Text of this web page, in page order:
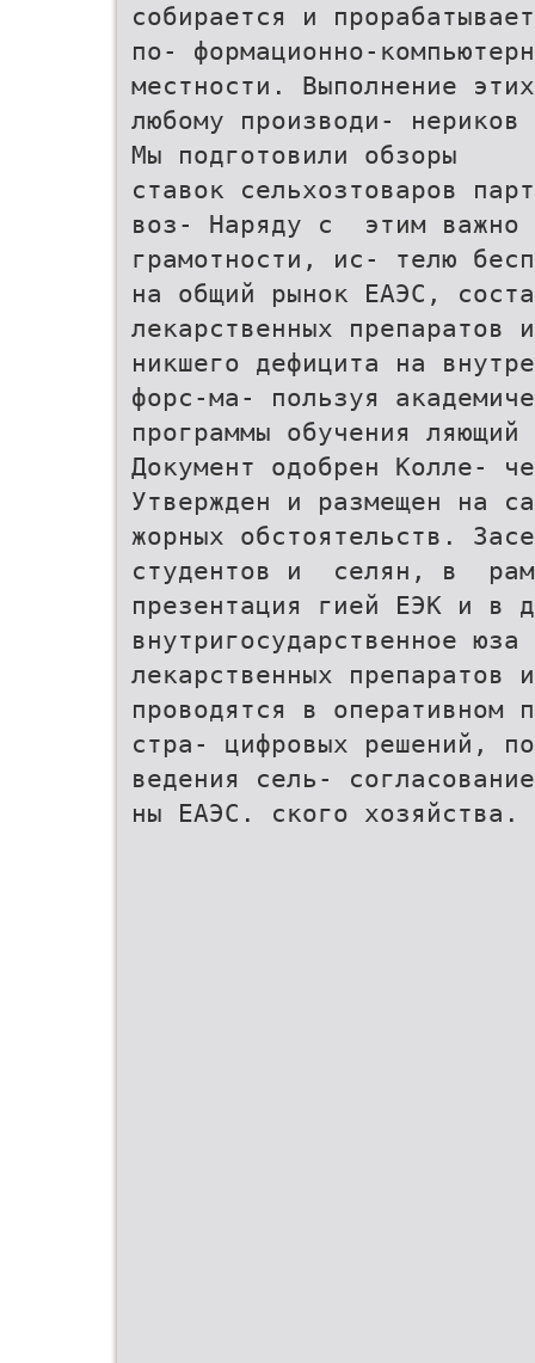
собирается и
по- формационно-
местности. Выполнение
любому производи- нериков
Мы подготовили обзоры
ставок сельхозтоваров
воз- Наряду с этим важно
грамотности, ис- телю
на общий рынок ЕАЭС,
лекарственных препаратов
никшего дефицита на
форс-ма- пользуя
программы обучения
Документ одобрен Колле-
Утвержден и размещен на
жорных обстоятельств.
студентов и селян, в
презентация гией ЕЭК и в
внутригосударственное
лекарственных препаратов
проводятся в оперативном
стра- цифровых решений,
ведения сель-
ны ЕАЭС. ского хозяйства.